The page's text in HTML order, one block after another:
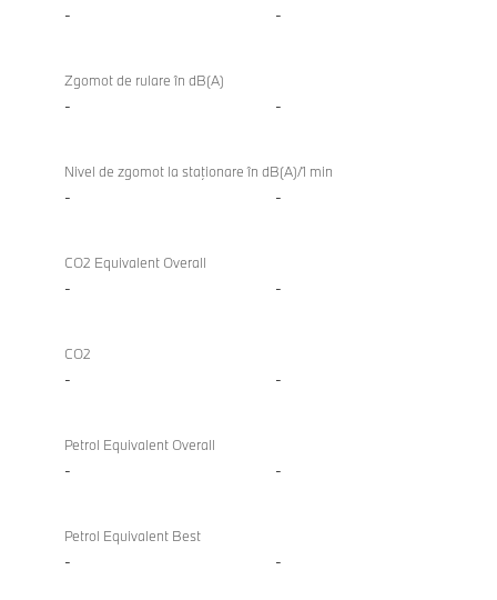
- -
Zgomot de rulare în dB(A)
- -
Nivel de zgomot la staţionare în dB(A)/1 min
- -
CO2 Equivalent Overall
- -
CO2
- -
Petrol Equivalent Overall
- -
Petrol Equivalent Best
- -